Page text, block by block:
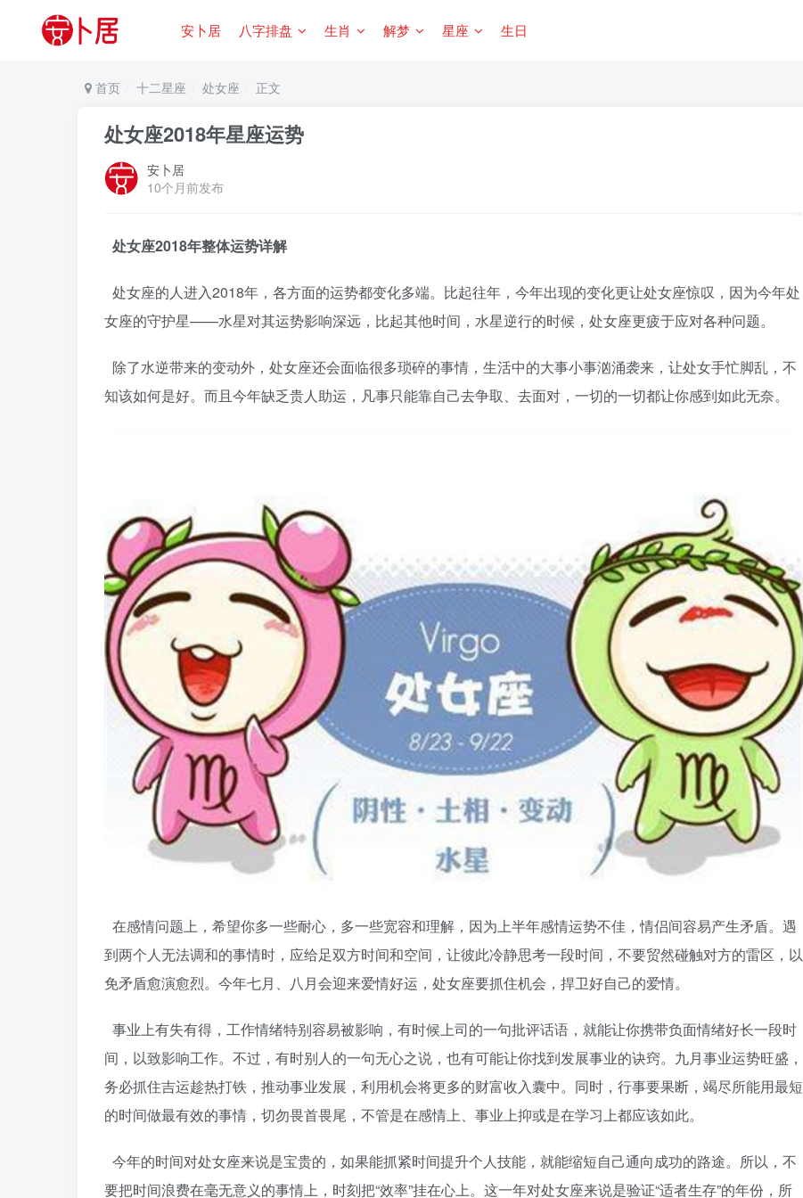
安卜居 八字排盘 生肖 解梦 星座 生日
首页 十二星座 处女座 正文
处女座2018年星座运势
安卜居
10个月前发布
处女座2018年整体运势详解
处女座的人进入2018年，各方面的运势都变化多端。比起往年，今年出现的变化更让处女座惊叹，因为今年处
女座的守护星——水星对其运势影响深远，比起其他时间，水星逆行的时候，处女座更疲于应对各种问题。
除了水逆带来的变动外，处女座还会面临很多琐碎的事情，生活中的大事小事汹涌袭来，让处女手忙脚乱，不
知该如何是好。而且今年缺乏贵人助运，凡事只能靠自己去争取、去面对，一切的一切都让你感到如此无奈。
在感情问题上，希望你多一些耐心，多一些宽容和理解，因为上半年感情运势不佳，情侣间容易产生矛盾。遇
到两个人无法调和的事情时，应给足双方时间和空间，让彼此冷静思考一段时间，不要贸然碰触对方的雷区，以
免矛盾愈演愈烈。今年七月、八月会迎来爱情好运，处女座要抓住机会，捍卫好自己的爱情。
事业上有失有得，工作情绪特别容易被影响，有时候上司的一句批评话语，就能让你携带负面情绪好长一段时
间，以致影响工作。不过，有时别人的一句无心之说，也有可能让你找到发展事业的诀窍。九月事业运势旺盛，
务必抓住吉运趁热打铁，推动事业发展，利用机会将更多的财富收入囊中。同时，行事要果断，竭尽所能用最短
的时间做最有效的事情，切勿畏首畏尾，不管是在感情上、事业上抑或是在学习上都应该如此。
今年的时间对处女座来说是宝贵的，如果能抓紧时间提升个人技能，就能缩短自己通向成功的路途。所以，不
要把时间浪费在毫无意义的事情上，时刻把“效率”挂在心上。这一年对处女座来说是验证“适者生存”的年份，所